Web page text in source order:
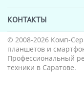
КОНТАКТЫ
© 2008-2026 Комп-
планшетов и
Профессиональный
техники в Саратове.